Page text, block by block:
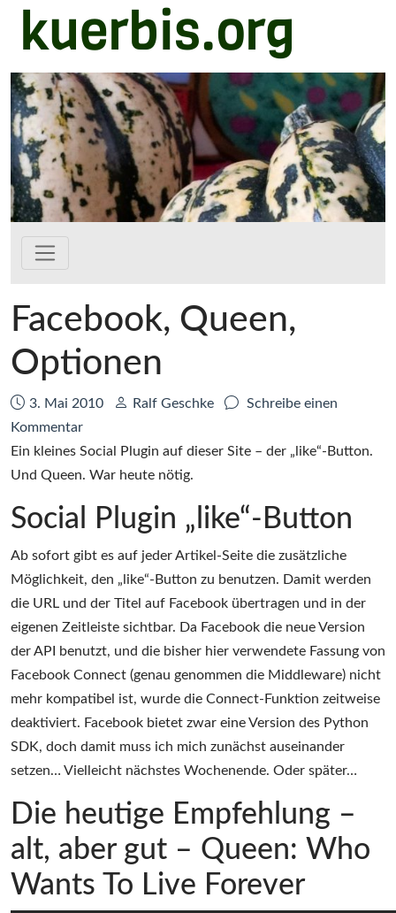
Zum Hauptinhalt springen
kuerbis.org
Facebook, Queen,
Optionen
Datum:
3. Mai 2010 Autor:
Ralf Geschke
Schreibe einen
Kommentarzu
Facebook,
Queen,
Ein kleines Social Plugin auf dieser Site – der „like“-Button.
Und Queen. War heute nötig.
Social Plugin „like“-Button
Ab sofort gibt es auf jeder Artikel-Seite die zusätzliche
Möglichkeit, den „like“-Button zu benutzen. Damit werden
die URL und der Titel auf Facebook übertragen und in der
eigenen Zeitleiste sichtbar. Da Facebook die neue Version
der API benutzt, und die bisher hier verwendete Fassung von
Facebook Connect (genau genommen die Middleware) nicht
mehr kompatibel ist, wurde die Connect-Funktion zeitweise
deaktiviert. Facebook bietet zwar eine Version des Python
SDK, doch damit muss ich mich zunächst auseinander
setzen… Vielleicht nächstes Wochenende. Oder später…
Die heutige Empfehlung –
alt, aber gut – Queen: Who
Wants To Live Forever